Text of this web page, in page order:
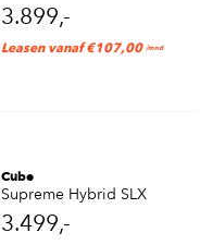
3.899,-
Leasen vanaf €107,00 /mnd
Cube
Supreme Hybrid SLX
3.499,-